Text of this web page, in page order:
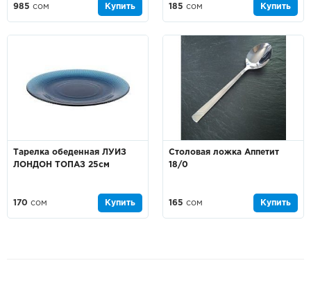
985 сом Купить 185 сом Купить
Тарелка обеденная ЛУИЗ
ЛОНДОН ТОПАЗ 25см
170 сом Купить
Столовая ложка Аппетит
18/0
165 сом Купить